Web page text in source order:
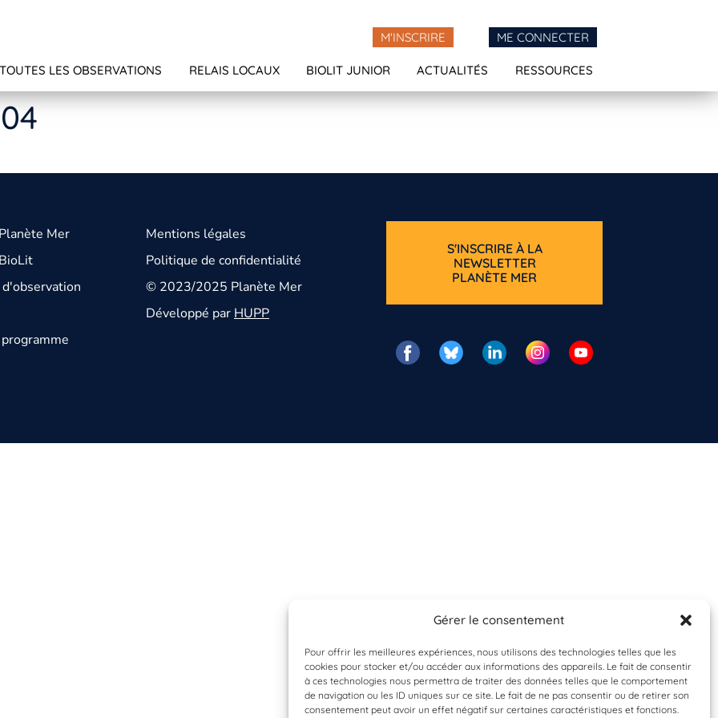
Gérer le consentement
Pour offrir les meilleures expériences, nous utilisons des technologies telles que les
cookies pour stocker et/ou accéder aux informations des appareils. Le fait de consentir
à ces technologies nous permettra de traiter des données telles que le comportement
de navigation ou les ID uniques sur ce site. Le fait de ne pas consentir ou de retirer son
consentement peut avoir un effet négatif sur certaines caractéristiques et fonctions.
M'INSCRIRE ME CONNECTER
TOUTES LES OBSERVATIONS RELAIS LOCAUX BIOLIT JUNIOR ACTUALITÉS RESSOURCES
Mer
Mentions légales
Politique de confidentialité
© 2023/2025 Planète Mer
Développé parHUPP
S'INSCRIRE À LA
NEWSLETTER
PLANÈTE MER